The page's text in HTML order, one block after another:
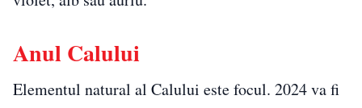
Anul Calului
Elementul natural al Calului este focul. 2024 va fi